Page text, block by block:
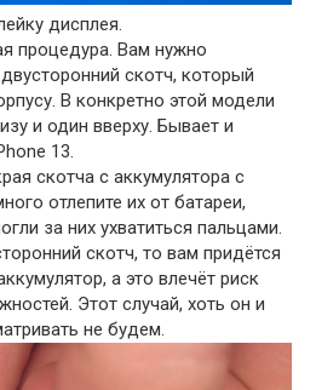
дисплея.
процедура. Вам нужно
скотч, который
В конкретно этой модели
и один вверху. Бывает и
13.
скотча с аккумулятора с
отлепите их от батареи,
за них ухватиться пальцами.
скотч, то вам придётся
а это влечёт риск
Этот случай, хоть он и
не будем.